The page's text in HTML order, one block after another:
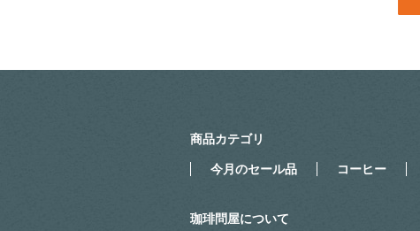
商品カテゴリ
今月のセール品 コーヒー
珈琲問屋について